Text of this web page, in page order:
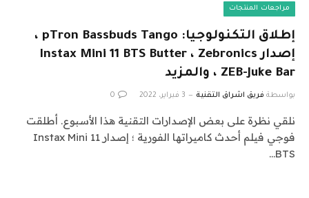
مراجعات المنتجات
إطلاق التكنولوجيا: pTron Bassbuds Tango ،
إصدار Instax Mini 11 BTS Butter ، Zebronics
ZEB-Juke Bar ، والمزيد
بواسطة فريق اشراق التقنية 3 فبراير، 2022 0
نلقي نظرة على بعض الإصدارات التقنية هذا الأسبوع. أطلقت
فوجي فيلم أحدث كاميراتها الفورية ؛ إصدار Instax Mini 11
BTS…